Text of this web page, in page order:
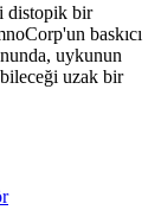
distopik bir
baskıcı
uykunun
uzak bir